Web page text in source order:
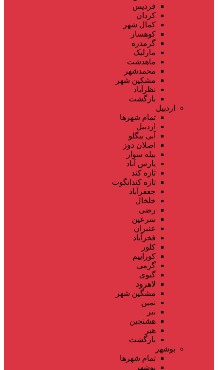
فردیس
کردان
کمال شهر
کوهسار
گرمدره
مارلیک
ماهدشت
محمدشهر
مشکین شهر
نظرآباد
بازگشت
اردبیل
تمام شهر‌ها
اردبیل
آبی بیگلو
اصلان دوز
بیله سوار
پارس آباد
تازه کند
تازه کندانگوت
جعفرآباد
خلخال
رضی
سرعین
عنبران
فخرآباد
کلور
کوراییم
گرمی
گیوی
لاهرود
مشگین شهر
نمین
نیر
هشتجین
هیر
بازگشت
بوشهر
تمام شهر‌ها
بوشهر